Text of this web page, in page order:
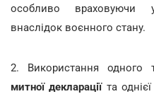
особливо враховуючи
внаслідок воєнного стану.
2. Використання одного
митної деклараціїта однієї